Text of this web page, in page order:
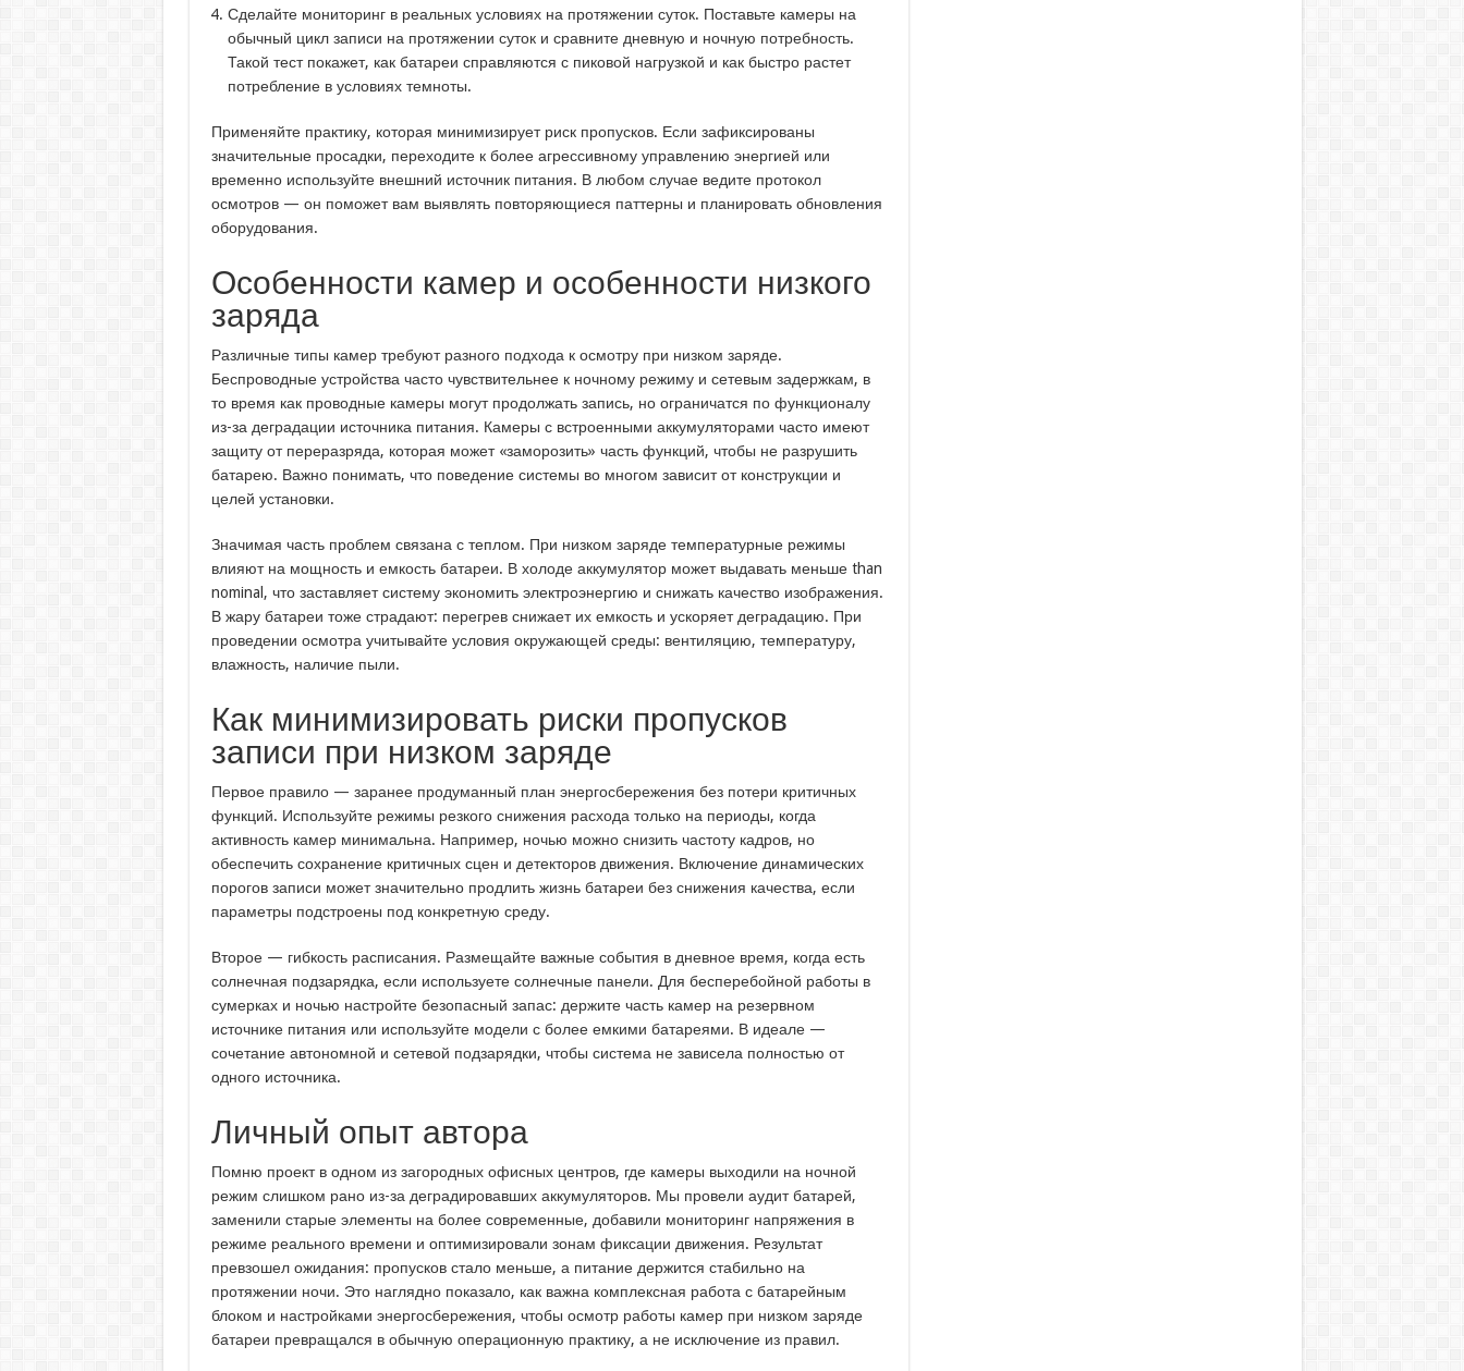
Сделайте мониторинг в реальных условиях на протяжении суток. Поставьте камеры на
обычный цикл записи на протяжении суток и сравните дневную и ночную потребность.
Такой тест покажет, как батареи справляются с пиковой нагрузкой и как быстро растет
потребление в условиях темноты.
Применяйте практику, которая минимизирует риск пропусков. Если зафиксированы
значительные просадки, переходите к более агрессивному управлению энергией или
временно используйте внешний источник питания. В любом случае ведите протокол
осмотров — он поможет вам выявлять повторяющиеся паттерны и планировать обновления
оборудования.
Особенности камер и особенности низкого
заряда
Различные типы камер требуют разного подхода к осмотру при низком заряде.
Беспроводные устройства часто чувствительнее к ночному режиму и сетевым задержкам, в
то время как проводные камеры могут продолжать запись, но ограничатся по функционалу
из-за деградации источника питания. Камеры с встроенными аккумуляторами часто имеют
защиту от переразряда, которая может «заморозить» часть функций, чтобы не разрушить
батарею. Важно понимать, что поведение системы во многом зависит от конструкции и
целей установки.
Значимая часть проблем связана с теплом. При низком заряде температурные режимы
влияют на мощность и емкость батареи. В холоде аккумулятор может выдавать меньше than
nominal, что заставляет систему экономить электроэнергию и снижать качество изображения.
В жару батареи тоже страдают: перегрев снижает их емкость и ускоряет деградацию. При
проведении осмотра учитывайте условия окружающей среды: вентиляцию, температуру,
влажность, наличие пыли.
Как минимизировать риски пропусков
записи при низком заряде
Первое правило — заранее продуманный план энергосбережения без потери критичных
функций. Используйте режимы резкого снижения расхода только на периоды, когда
активность камер минимальна. Например, ночью можно снизить частоту кадров, но
обеспечить сохранение критичных сцен и детекторов движения. Включение динамических
порогов записи может значительно продлить жизнь батареи без снижения качества, если
параметры подстроены под конкретную среду.
Второе — гибкость расписания. Размещайте важные события в дневное время, когда есть
солнечная подзарядка, если используете солнечные панели. Для бесперебойной работы в
сумерках и ночью настройте безопасный запас: держите часть камер на резервном
источнике питания или используйте модели с более емкими батареями. В идеале —
сочетание автономной и сетевой подзарядки, чтобы система не зависела полностью от
одного источника.
Личный опыт автора
Помню проект в одном из загородных офисных центров, где камеры выходили на ночной
режим слишком рано из-за деградировавших аккумуляторов. Мы провели аудит батарей,
заменили старые элементы на более современные, добавили мониторинг напряжения в
режиме реального времени и оптимизировали зонам фиксации движения. Результат
превзошел ожидания: пропусков стало меньше, а питание держится стабильно на
протяжении ночи. Это наглядно показало, как важна комплексная работа с батарейным
блоком и настройками энергосбережения, чтобы осмотр работы камер при низком заряде
батареи превращался в обычную операционную практику, а не исключение из правил.